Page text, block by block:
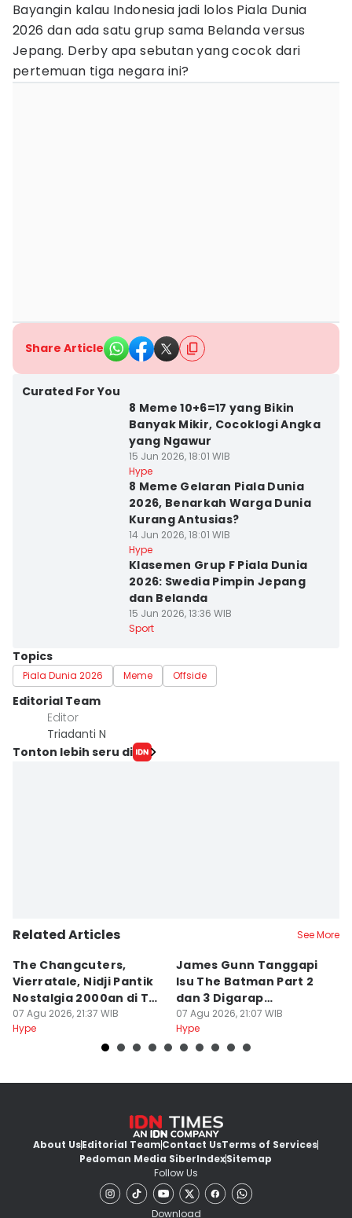
Bayangin kalau Indonesia jadi lolos Piala Dunia
2026 dan ada satu grup sama Belanda versus
Jepang. Derby apa sebutan yang cocok dari
pertemuan tiga negara ini?
Share Article
Curated For You
8 Meme 10+6=17 yang Bikin
Banyak Mikir, Cocoklogi Angka
yang Ngawur
15 Jun 2026, 18:01 WIB
Hype
8 Meme Gelaran Piala Dunia
2026, Benarkah Warga Dunia
Kurang Antusias?
14 Jun 2026, 18:01 WIB
Hype
Klasemen Grup F Piala Dunia
2026: Swedia Pimpin Jepang
dan Belanda
15 Jun 2026, 13:36 WIB
Sport
Topics
Piala Dunia 2026 Meme Offside
Editorial Team
Editor
Triadanti N
Tonton lebih seru di
Related Articles See More
The Changcuters,
Vierratale, Nidji Pantik
Nostalgia 2000an di TSP
2026
07 Agu 2026, 21:37 WIB
Hype
James Gunn Tanggapi
Isu The Batman Part 2
dan 3 Digarap
Bersamaan
07 Agu 2026, 21:07 WIB
Hype
About UsEditorial TeamContact UsTerms of Services
Pedoman Media SiberIndexSitemap
Follow Us
Download